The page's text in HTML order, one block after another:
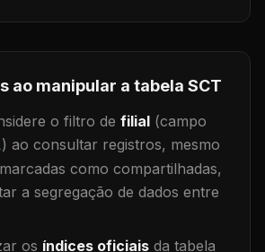
ao manipular a tabela SCT
o filtro de filial (campo
) ao consultar registros, mesmo
como compartilhadas,
a segregação de dados entre
os índices oficiais da tabela